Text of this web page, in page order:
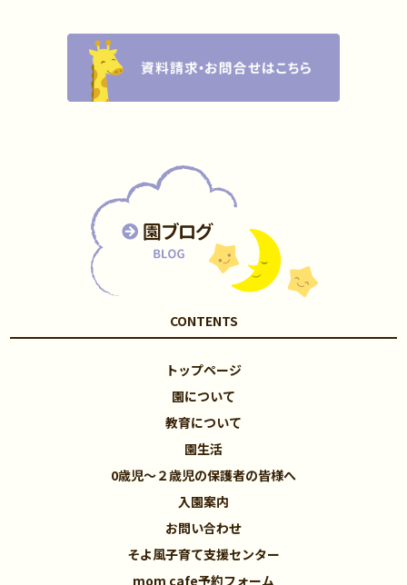
CONTENTS
トップページ
園について
教育について
園生活
0歳児～２歳児の保護者の皆様へ
入園案内
お問い合わせ
そよ風子育て支援センター
mom cafe予約フォーム